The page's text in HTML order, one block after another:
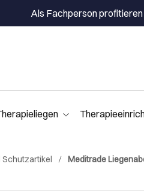
Als Fachperson
Schutzartikel Meditrade